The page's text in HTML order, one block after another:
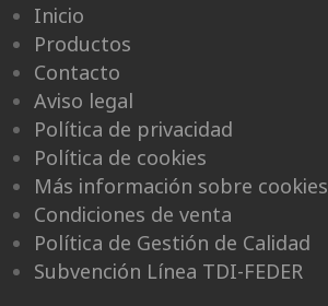
Inicio
Productos
Contacto
Aviso legal
Política de privacidad
Política de cookies
Más información sobre cookies
Condiciones de venta
Política de Gestión de Calidad
Subvención Línea TDI-FEDER